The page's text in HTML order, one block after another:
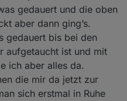
ioBroker.goodwe .
gedauert und die oben
aber dann ging’s.
gedauert bis bei den
aufgetaucht ist und mit
ich aber alles da.
die mir da jetzt zur
sich erstmal in Ruhe